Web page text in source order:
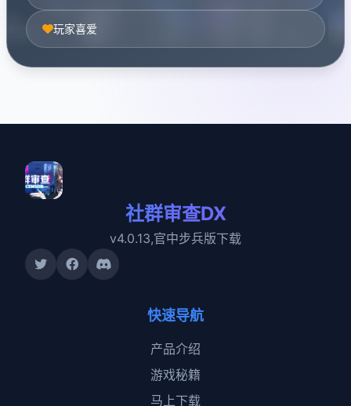
玩家喜爱
社群审查DX
v4.0.13,官中步兵版下载
快速导航
产品介绍
游戏秘籍
马上下载